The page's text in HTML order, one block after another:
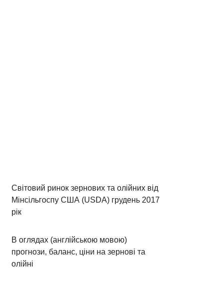
Світовий ринок зернових та олійних від
Мінсільгоспу США (USDA) грудень 2017
рік
В оглядах (англійською мовою)
прогнози, баланс, ціни на зернові та
олійні